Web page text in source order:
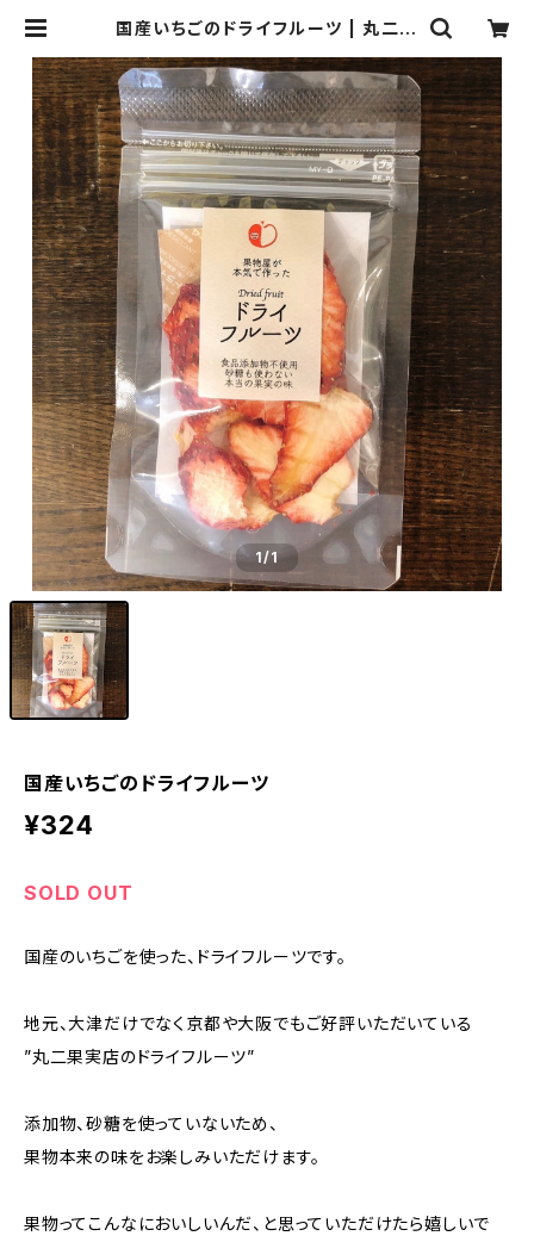
国産いちごのドライフルーツ | 丸二果
1/1
国産いちごのドライフルーツ
¥324
SOLD OUT
国産のいちごを使った、ドライフルーツです。
地元、大津だけでなく京都や大阪でもご好評いただいている
”丸二果実店のドライフルーツ”
添加物、砂糖を使っていないため、
果物本来の味をお楽しみいただけます。
果物ってこんなにおいしいんだ、と思っていただけたら嬉しいで